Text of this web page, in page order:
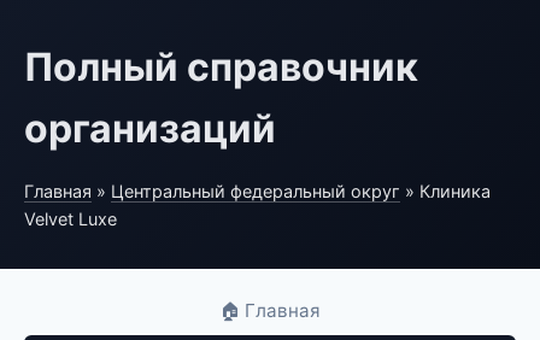
Полный справочник
организаций
Главная » Центральный федеральный округ » Клиника
Velvet Luxe
🏠 Главная